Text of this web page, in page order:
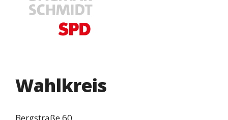
Wahlkreis